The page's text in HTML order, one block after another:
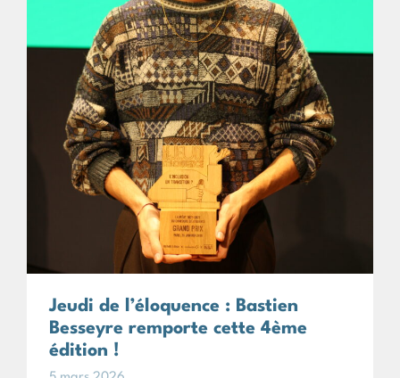
Jeudi de l’éloquence : Bastien
Besseyre remporte cette 4ème
édition !